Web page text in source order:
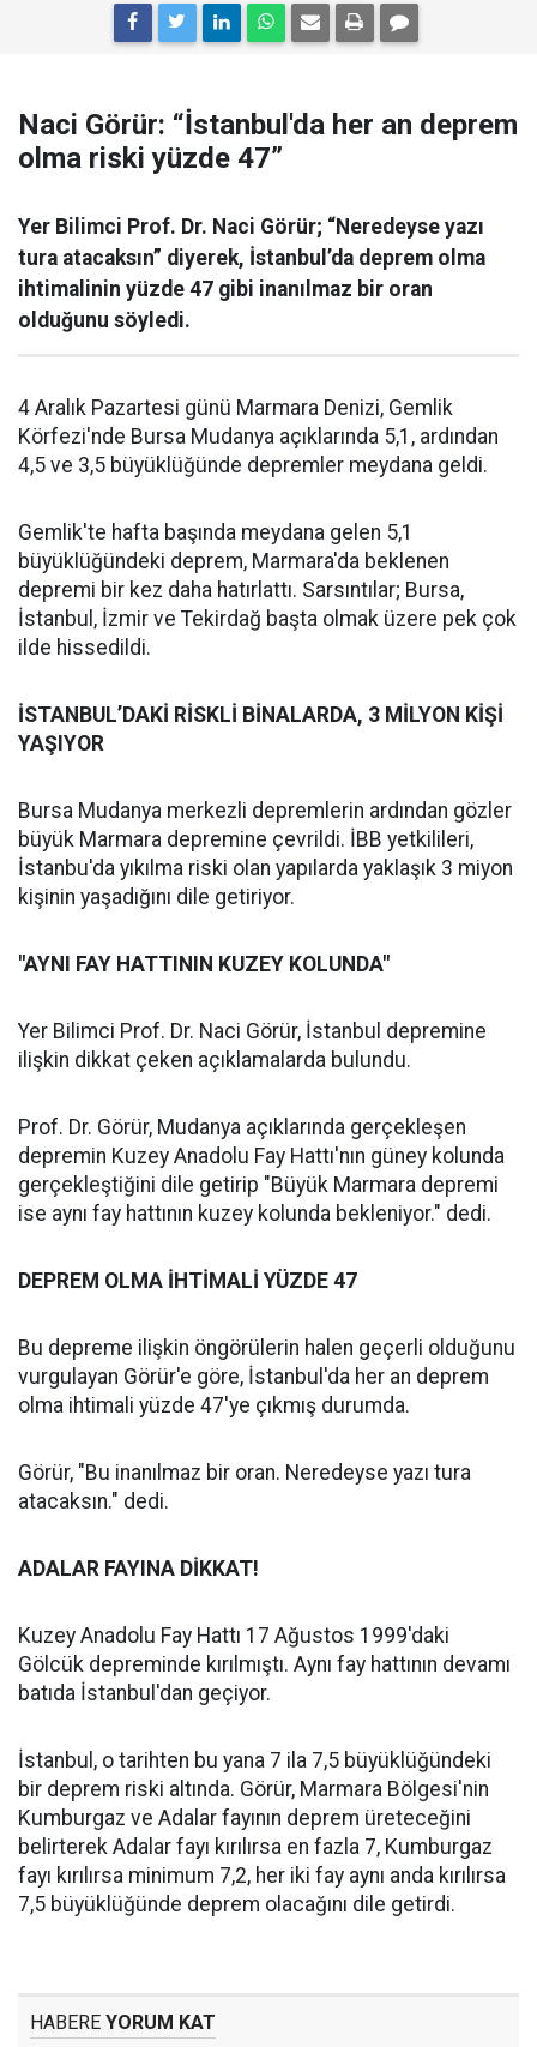
Naci Görür: “İstanbul'da her an deprem
olma riski yüzde 47”
Yer Bilimci Prof. Dr. Naci Görür; “Neredeyse yazı
tura atacaksın” diyerek, İstanbul’da deprem olma
ihtimalinin yüzde 47 gibi inanılmaz bir oran
olduğunu söyledi.
4 Aralık Pazartesi günü Marmara Denizi, Gemlik
Körfezi'nde Bursa Mudanya açıklarında 5,1, ardından
4,5 ve 3,5 büyüklüğünde depremler meydana geldi.
Gemlik'te hafta başında meydana gelen 5,1
büyüklüğündeki deprem, Marmara'da beklenen
depremi bir kez daha hatırlattı. Sarsıntılar; Bursa,
İstanbul, İzmir ve Tekirdağ başta olmak üzere pek çok
ilde hissedildi.
İSTANBUL’DAKİ RİSKLİ BİNALARDA, 3 MİLYON KİŞİ
YAŞIYOR
Bursa Mudanya merkezli depremlerin ardından gözler
büyük Marmara depremine çevrildi. İBB yetkilileri,
İstanbu'da yıkılma riski olan yapılarda yaklaşık 3 miyon
kişinin yaşadığını dile getiriyor.
"AYNI FAY HATTININ KUZEY KOLUNDA"
Yer Bilimci Prof. Dr. Naci Görür, İstanbul depremine
ilişkin dikkat çeken açıklamalarda bulundu.
Prof. Dr. Görür, Mudanya açıklarında gerçekleşen
depremin Kuzey Anadolu Fay Hattı'nın güney kolunda
gerçekleştiğini dile getirip "Büyük Marmara depremi
ise aynı fay hattının kuzey kolunda bekleniyor." dedi.
DEPREM OLMA İHTİMALİ YÜZDE 47
Bu depreme ilişkin öngörülerin halen geçerli olduğunu
vurgulayan Görür'e göre, İstanbul'da her an deprem
olma ihtimali yüzde 47'ye çıkmış durumda.
Görür, "Bu inanılmaz bir oran. Neredeyse yazı tura
atacaksın." dedi.
ADALAR FAYINA DİKKAT!
Kuzey Anadolu Fay Hattı 17 Ağustos 1999'daki
Gölcük depreminde kırılmıştı. Aynı fay hattının devamı
batıda İstanbul'dan geçiyor.
İstanbul, o tarihten bu yana 7 ila 7,5 büyüklüğündeki
bir deprem riski altında. Görür, Marmara Bölgesi'nin
Kumburgaz ve Adalar fayının deprem üreteceğini
belirterek Adalar fayı kırılırsa en fazla 7, Kumburgaz
fayı kırılırsa minimum 7,2, her iki fay aynı anda kırılırsa
7,5 büyüklüğünde deprem olacağını dile getirdi.
HABERE YORUM KAT